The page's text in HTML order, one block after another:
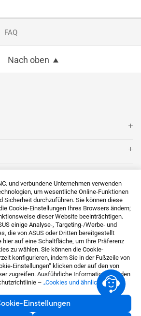
und verbundene Unternehmen verwenden
um wesentliche Online-Funktionen
Sicherheit durchzuführen. Sie können diese
Cookie-Einstellungen Ihres Browsers ändern;
dieser Website beeinträchtigen.
einige Analyse-, Targeting-/Werbe- und
die von ASUS oder Dritten bereitgestellt
hier auf eine Schaltfläche, um Ihre Präferenz
zu wählen. Sie können die Cookie-
konfigurieren, indem Sie in der Fußzeile von
Einstellungen“ klicken oder auf den von
zugreifen. Ausführliche Informationen finden
– „Cookies und ähnliche
Einstellungen
FAQ
Nach oben
Inc. All rights reserved.